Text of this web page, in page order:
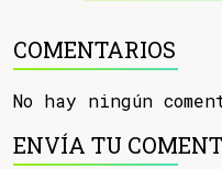
COMENTARIOS
No hay ningún
ENVÍA TU